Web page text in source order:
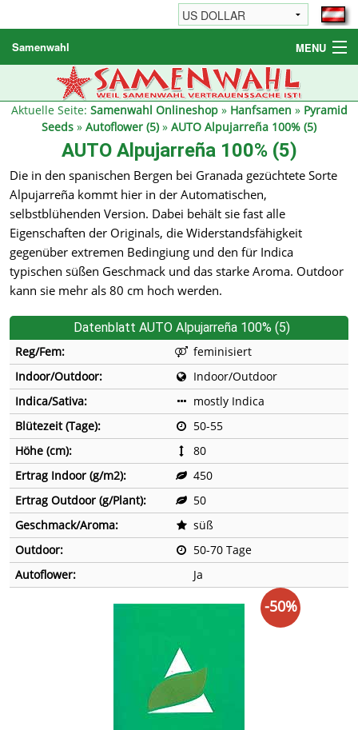
Samenwahl MENU
Hanfsamen
Weitere Produkte
Reseller
Aktuelle Seite: Samenwahl Onlineshop» Hanfsamen » Pyramid
Seeds » Autoflower (5)» AUTO Alpujarreña 100% (5)
AUTO Alpujarreña 100% (5)
Die in den spanischen Bergen bei Granada gezüchtete Sorte
Alpujarreña kommt hier in der Automatischen,
selbstblühenden Version. Dabei behält sie fast alle
Eigenschaften der Originals, die Widerstandsfähigkeit
gegenüber extremen Bedingiung und den für Indica
typischen süßen Geschmack und das starke Aroma. Outdoor
kann sie mehr als 80 cm hoch werden.
Datenblatt AUTO Alpujarreña 100% (5)
Reg/Fem:
feminisiert
Indoor/Outdoor:
Indoor/Outdoor
Indica/Sativa:
mostly Indica
Blütezeit (Tage):
50-55
Höhe (cm):
80
Ertrag Indoor (g/m2):
450
Ertrag Outdoor (g/Plant):
50
Geschmack/Aroma:
süß
Outdoor:
50-70 Tage
Autoflower:
Ja
-50%